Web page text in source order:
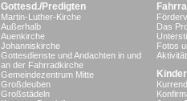
Gottesd./Predigten
Martin-Luther-Kirche
Außerhalb
Auenkirche
Johanniskirche
Gottesdienste und Andachten in und
an der Fahrradkirche
Gemeindezentrum Mitte
Großdeuben
Großstädeln
Das
Fotos